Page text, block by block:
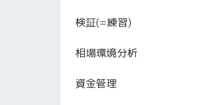
検証(=練習)
相場環境分析
資金管理